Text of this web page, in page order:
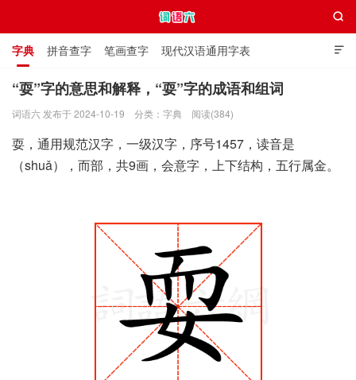

字典 拼音查字 笔画查字 现代汉语通用字表
通用规范汉字表 叠字大全 独体字大全 极简英语词典

“耍”字的意思和解释，“耍”字的成语和组词
词语六 发布于 2024-10-19 分类： 字典 阅读(384)
耍，通用规范汉字，一级汉字，序号1457，读音是
（shuǎ），而部，共9画，会意字，上下结构，五行属金。